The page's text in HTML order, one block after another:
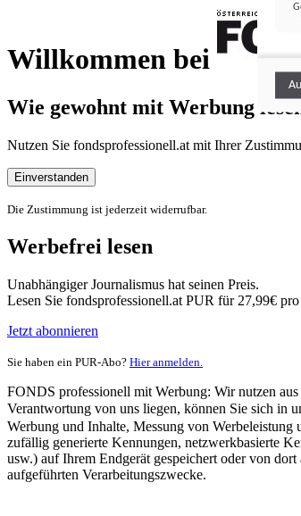
Willkommen bei
Wie gewohnt mit Werbung
Nutzen Sie fondsprofessionell.at mit Ihrer
Einverstanden
Die Zustimmung ist jederzeit widerrufbar.
Werbefrei lesen
Unabhängiger Journalismus hat seinen Preis.
Lesen Sie fondsprofessionell.at PUR für 27,99€
Jetzt abonnieren
Sie haben ein PUR-Abo? Hier anmelden.
FONDS professionell mit Werbung: Wir nutzen
Verantwortung von uns liegen, können Sie sich in
Werbung und Inhalte, Messung von
zufällig generierte Kennungen, netzwerkbasierte
usw.) auf Ihrem Endgerät gespeichert oder von
aufgeführten Verarbeitungszwecke.